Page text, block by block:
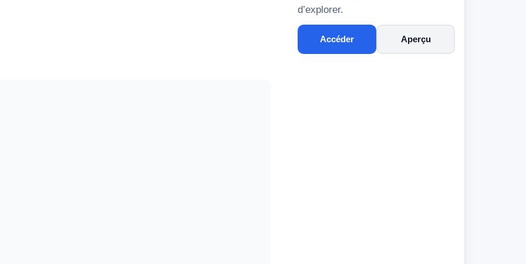
d’explorer.
Accéder Aperçu